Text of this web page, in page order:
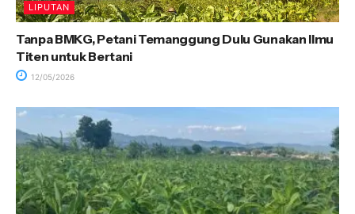
LIPUTAN
Tanpa BMKG, Petani Temanggung Dulu Gunakan Ilmu
Titen untuk Bertani
12/05/2026